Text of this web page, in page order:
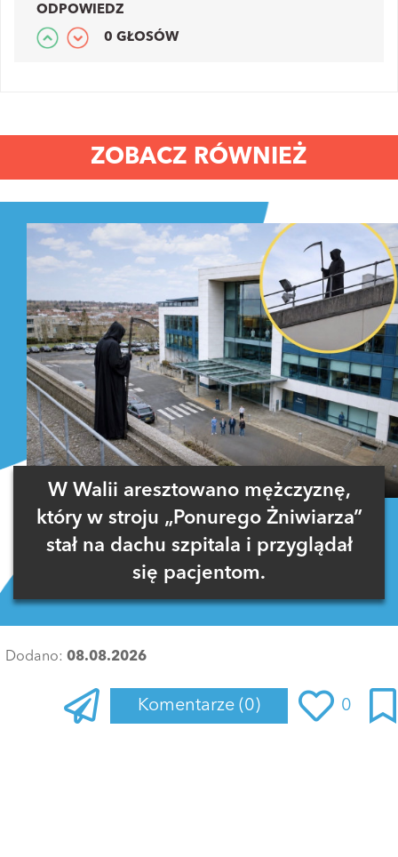
ODPOWIEDZ
0 GŁOSÓW
ZOBACZ RÓWNIEŻ
W Walii aresztowano mężczyznę,
który w stroju „Ponurego Żniwiarza”
stał na dachu szpitala i przyglądał
się pacjentom.
Dodano: 08.08.2026
Komentarze (0) 0